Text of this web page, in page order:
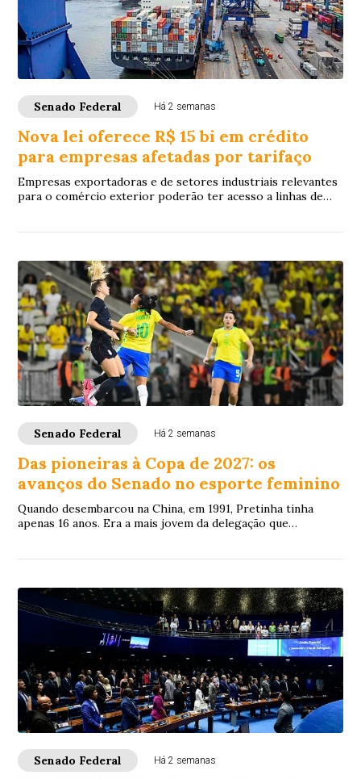
Senado Federal Há 2 semanas
Nova lei oferece R$ 15 bi em crédito
para empresas afetadas por tarifaço
Empresas exportadoras e de setores industriais relevantes
para o comércio exterior poderão ter acesso a linhas de
Senado Federal Há 2 semanas
Das pioneiras à Copa de 2027: os
avanços do Senado no esporte feminino
Quando desembarcou na China, em 1991, Pretinha tinha
apenas 16 anos. Era a mais jovem da delegação que
Senado Federal Há 2 semanas